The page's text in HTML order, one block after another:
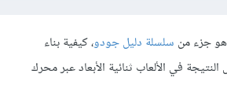
جزء من سلسلة دليل جودو، كيفية بناء
في الألعاب ثنائية الأبعاد عبر محرك